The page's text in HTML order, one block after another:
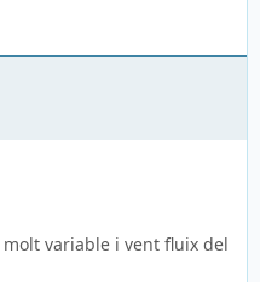
molt variable i vent fluix del